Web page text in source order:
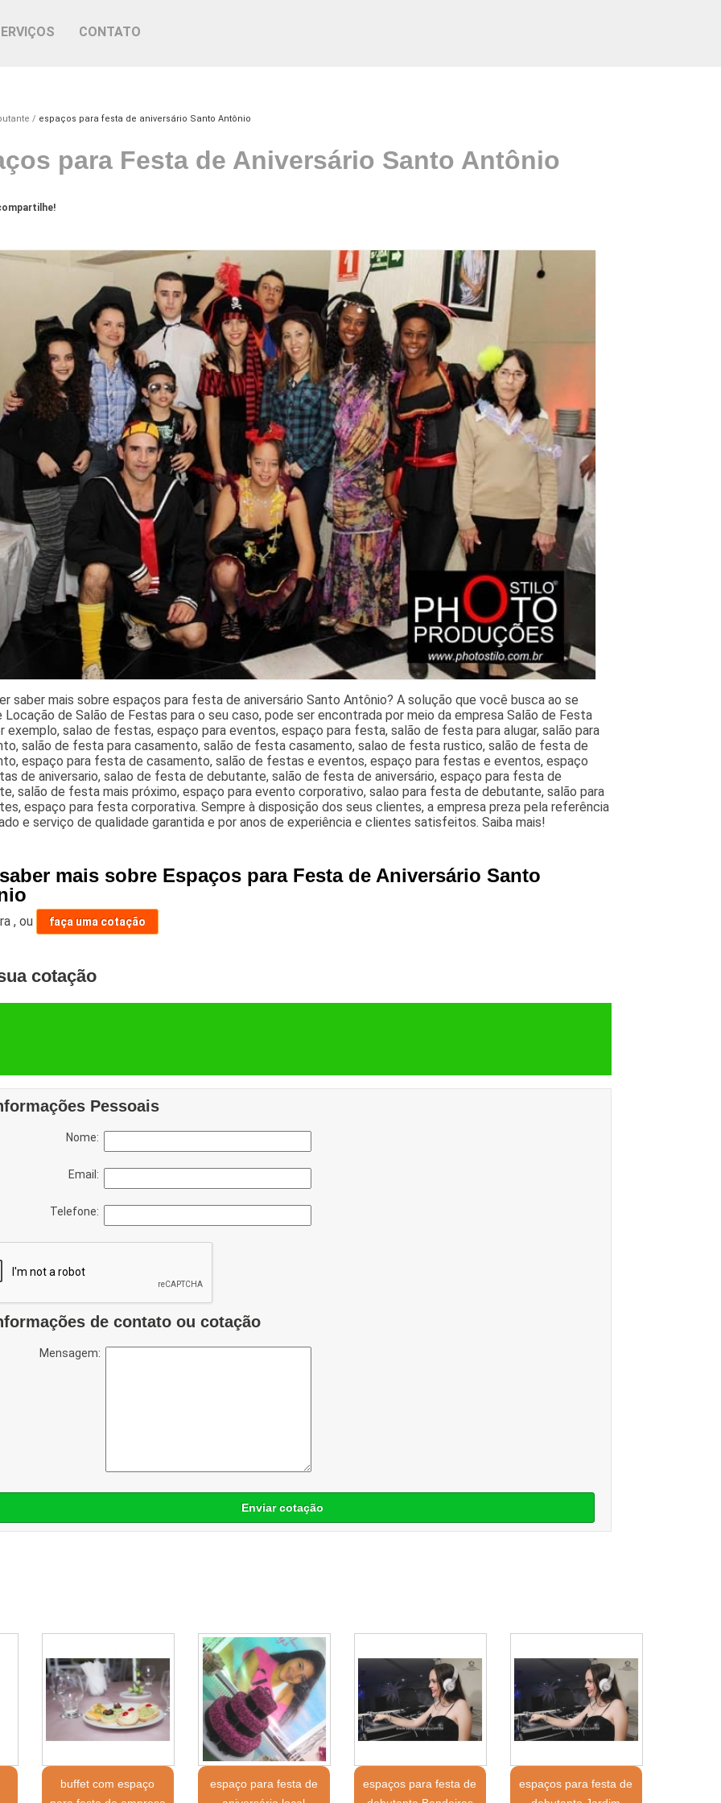
CONTATO
espaços para festa de aniversário Santo Antônio
para Festa de Aniversário Santo Antônio
saber mais sobre espaços para festa de aniversário Santo Antônio? A solução que você busca ao se
Locação de Salão de Festas para o seu caso, pode ser encontrada por meio da empresa Salão de Festa
exemplo, salao de festas, espaço para eventos, espaço para festa, salão de festa para alugar, salão para
salão de festa para casamento, salão de festa casamento, salao de festa rustico, salão de festa de
espaço para festa de casamento, salão de festas e eventos, espaço para festas e eventos, espaço
de aniversario, salao de festa de debutante, salão de festa de aniversário, espaço para festa de
salão de festa mais próximo, espaço para evento corporativo, salao para festa de debutante, salão para
espaço para festa corporativa. Sempre à disposição dos seus clientes, a empresa preza pela referência
e serviço de qualidade garantida e por anos de experiência e clientes satisfeitos. Saiba mais!
mais sobre Espaços para Festa de Aniversário Santo
,ou faça uma cotação
cotação
Pessoais
Nome:
Email:
Telefone:
de contato ou cotação
Mensagem:
Enviar cotação
buffet com espaço
espaço para festa de
espaços para festa de
espaços para festa de